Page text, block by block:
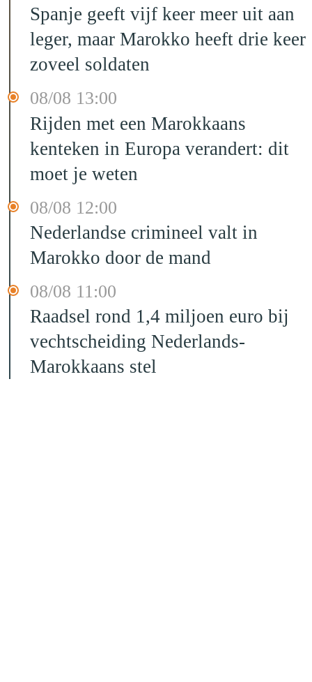
Spanje geeft vijf keer meer uit aan
leger, maar Marokko heeft drie keer
zoveel soldaten
08/08 13:00
Rijden met een Marokkaans
kenteken in Europa verandert: dit
moet je weten
08/08 12:00
Nederlandse crimineel valt in
Marokko door de mand
08/08 11:00
Raadsel rond 1,4 miljoen euro bij
vechtscheiding Nederlands-
Marokkaans stel